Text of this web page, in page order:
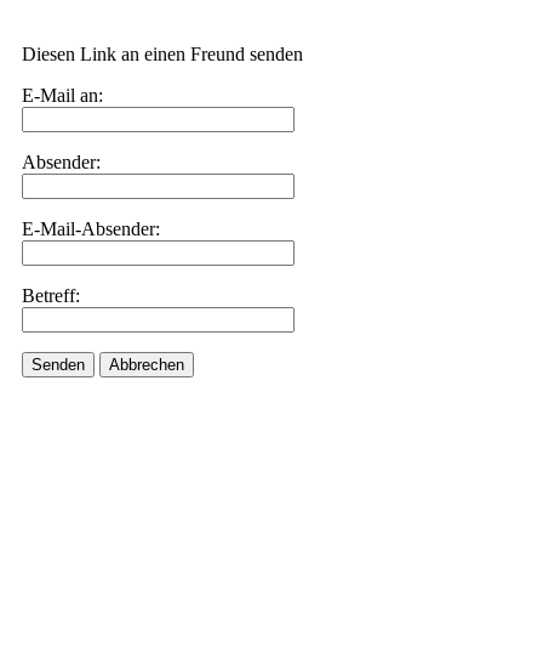
Diesen Link an einen Freund senden
E-Mail an:
Absender:
E-Mail-Absender:
Betreff:
Senden Abbrechen